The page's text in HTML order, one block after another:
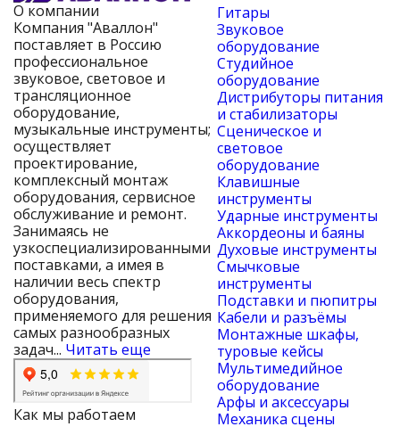
О компании
Компания "Аваллон"
поставляет в Россию
профессиональное
звуковое, световое и
трансляционное
оборудование,
музыкальные инструменты;
осуществляет
проектирование,
комплексный монтаж
оборудования, сервисное
обслуживание и ремонт.
Занимаясь не
узкоспециализированными
поставками, а имея в
наличии весь спектр
оборудования,
применяемого для решения
самых разнообразных
задач... Читать еще
Как мы работаем
Гитары
Звуковое
оборудование
Студийное
оборудование
Дистрибуторы питания
и стабилизаторы
Сценическое и
световое
оборудование
Клавишные
инструменты
Ударные инструменты
Аккордеоны и баяны
Духовые инструменты
Смычковые
инструменты
Подставки и пюпитры
Кабели и разъёмы
Монтажные шкафы,
туровые кейсы
Мультимедийное
оборудование
Арфы и аксессуары
Механика сцены